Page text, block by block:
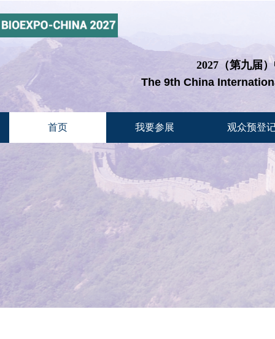
首页 我要参展 观众预登
2027（第九届
The 9th China